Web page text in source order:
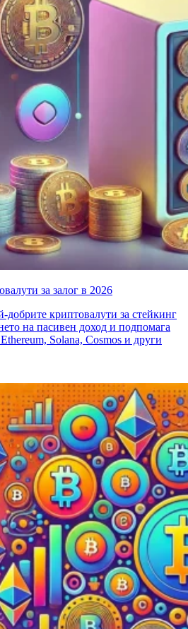
за залог в 2026
добрите криптовалути за стейкинг
на пасивен доход и подпомага
Solana, Cosmos и други